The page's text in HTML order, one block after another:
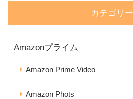
カテゴリー
Amazonプライム
Amazon Prime Video
Amazon Phots